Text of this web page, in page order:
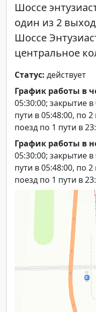
Шоссе
один из 2
Шоссе
центральное
Статус: действует
График работы в
05:30:00; закрытие
пути в 05:48:00, по
поезд по 1 пути в
График работы в
05:30:00; закрытие
пути в 05:48:00, по
поезд по 1 пути в